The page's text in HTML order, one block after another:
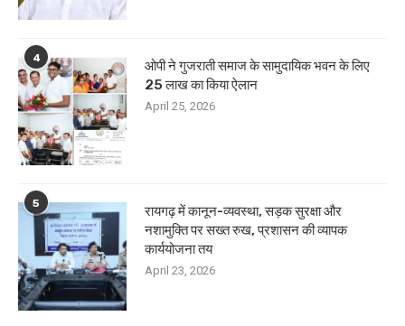
4
ओपी ने गुजराती समाज के सामुदायिक भवन के लिए
25 लाख का किया ऐलान
April 25, 2026
5
रायगढ़ में कानून-व्यवस्था, सड़क सुरक्षा और
नशामुक्ति पर सख्त रुख, प्रशासन की व्यापक
कार्ययोजना तय
April 23, 2026